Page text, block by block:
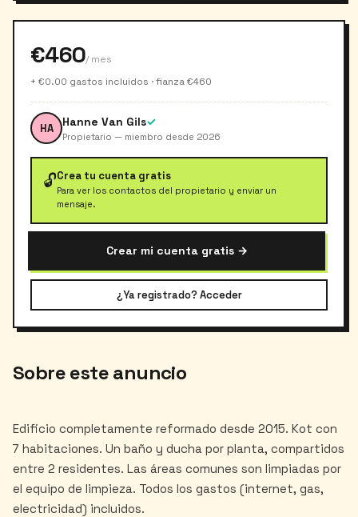
€460/ mes
+ €0.00 gastos incluidos · fianza €460
HA Hanne Van Gils✓
Propietario — miembro desde 2026
🔓Crea tu cuenta gratis
Para ver los contactos del propietario y enviar un
mensaje.
Crear mi cuenta gratis →
¿Ya registrado? Acceder
Sobre este anuncio
Edificio completamente reformado desde 2015. Kot con
7 habitaciones. Un baño y ducha por planta, compartidos
entre 2 residentes. Las áreas comunes son limpiadas por
el equipo de limpieza. Todos los gastos (internet, gas,
electricidad) incluidos.